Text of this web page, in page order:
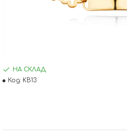
НА СКЛАД
Код: KB13